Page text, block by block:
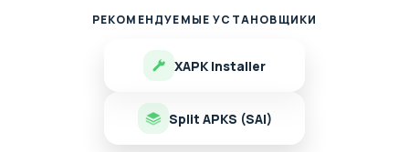
РЕКОМЕНДУЕМЫЕ УСТАНОВЩИКИ
XAPK Installer
Split APKS (SAI)